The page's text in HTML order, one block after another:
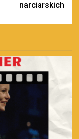
narciarskich